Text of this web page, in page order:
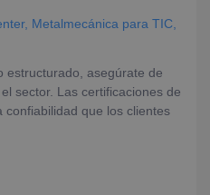
, Metalmecánica para TIC
estructurado, asegúrate de
sector. Las certificaciones de
que los clientes